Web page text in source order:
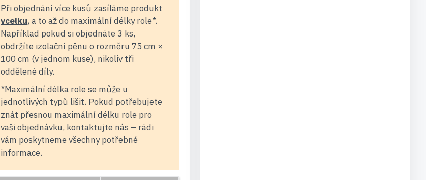
Při objednání více kusů zasíláme produkt
vcelku, a to až do maximální délky role*.
Například pokud si objednáte 3 ks,
obdržíte izolační pěnu o rozměru 75 cm ×
100 cm (v jednom kuse), nikoliv tři
oddělené díly.
*Maximální délka role se může u
jednotlivých typů lišit. Pokud potřebujete
znát přesnou maximální délku role pro
vaši objednávku, kontaktujte nás – rádi
vám poskytneme všechny potřebné
informace.